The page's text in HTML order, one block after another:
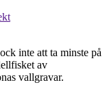
inte att ta minste på
av
vallgravar.